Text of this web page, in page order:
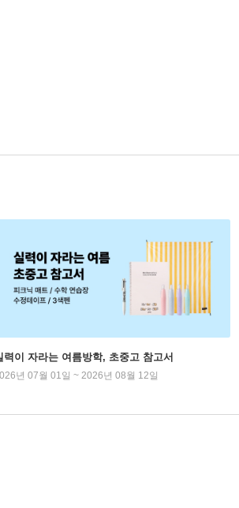
력이 자라는 여름방학, 초중고 참고서
년 07월 01일 ~ 2026년 08월 12일